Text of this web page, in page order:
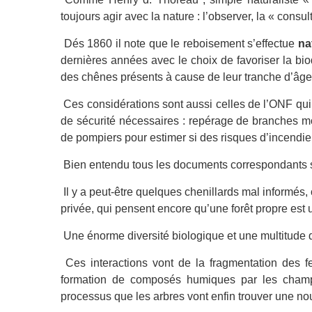
toujours agir avec la nature : l’observer, la «
Dés 1860 il note que le reboisement s’effectue
dernières années avec le choix de favoriser la
des chênes présents à cause de leur tranche
Ces considérations sont aussi celles de l’ONF
de sécurité nécessaires : repérage de branches
de pompiers pour estimer si des risques
Bien entendu tous les documents
Il y a peut-être quelques chenillards mal
privée, qui pensent encore qu’une forêt propre
Une énorme diversité biologique et une multitude
Ces interactions vont de la fragmentation des
formation de composés humiques par les
processus que les arbres vont enfin trouver une